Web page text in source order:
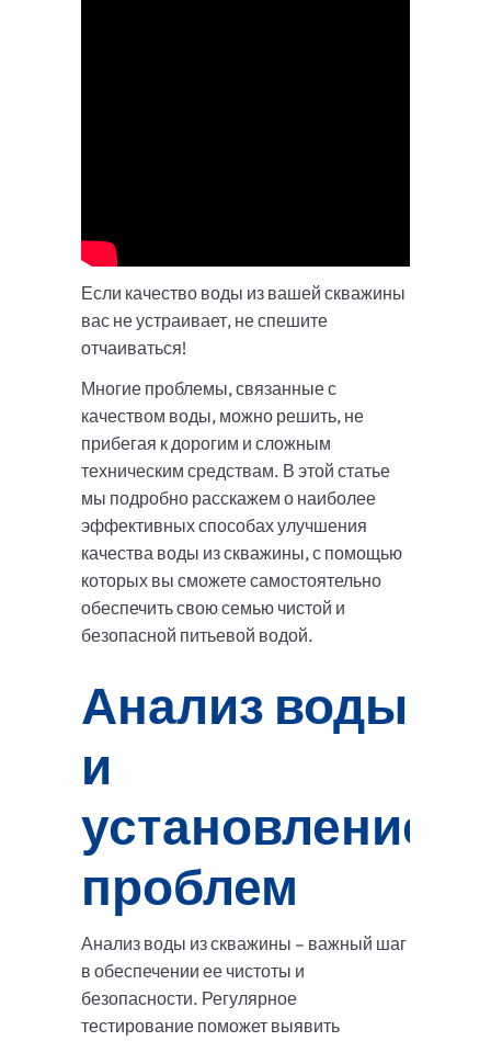
Если качество воды из вашей скважины
вас не устраивает, не спешите
отчаиваться!
Многие проблемы, связанные с
качеством воды, можно решить, не
прибегая к дорогим и сложным
техническим средствам. В этой статье
мы подробно расскажем о наиболее
эффективных способах улучшения
качества воды из скважины, с помощью
которых вы сможете самостоятельно
обеспечить свою семью чистой и
безопасной питьевой водой.
Анализ воды
и
установление
проблем
Анализ воды из скважины – важный шаг
в обеспечении ее чистоты и
безопасности. Регулярное
тестирование поможет выявить